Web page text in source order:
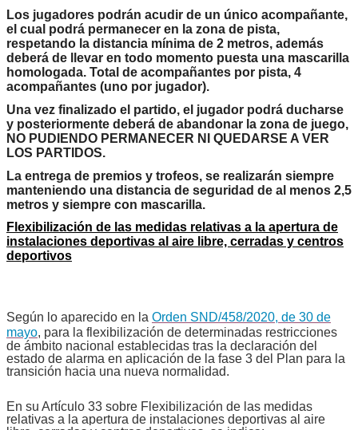
Los jugadores podrán acudir de un único acompañante,
el cual podrá permanecer en la zona de pista,
respetando la distancia mínima de 2 metros, además
deberá de llevar en todo momento puesta una mascarilla
homologada. Total de acompañantes por pista, 4
acompañantes (uno por jugador).
Una vez finalizado el partido, el jugador podrá ducharse
y posteriormente deberá de abandonar la zona de juego,
NO PUDIENDO PERMANECER NI QUEDARSE A VER
LOS PARTIDOS.
La entrega de premios y trofeos, se realizarán siempre
manteniendo una distancia de seguridad de al menos 2,5
metros y siempre con mascarilla.
Flexibilización de las medidas relativas a la apertura de
instalaciones deportivas al aire libre, cerradas y centros
deportivos
Según lo aparecido en la Orden SND/458/2020, de 30 de
mayo, para la flexibilización de determinadas restricciones
de ámbito nacional establecidas tras la declaración del
estado de alarma en aplicación de la fase 3 del Plan para la
transición hacia una nueva normalidad.
En su Artículo 33 sobre Flexibilización de las medidas
relativas a la apertura de instalaciones deportivas al aire